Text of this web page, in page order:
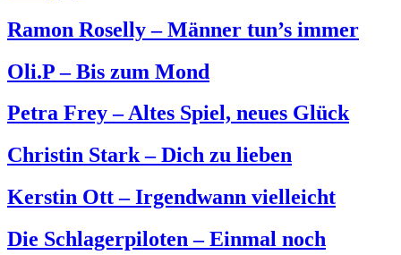
Ramon Roselly – Männer tun’s immer
Oli.P – Bis zum Mond
Petra Frey – Altes Spiel, neues Glück
Christin Stark – Dich zu lieben
Kerstin Ott – Irgendwann vielleicht
Die Schlagerpiloten – Einmal noch